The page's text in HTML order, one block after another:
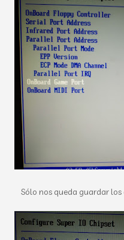
Sólo nos queda guardar